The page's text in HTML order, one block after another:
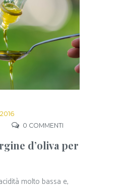
0 COMMENTI
d’oliva per
molto bassa e,